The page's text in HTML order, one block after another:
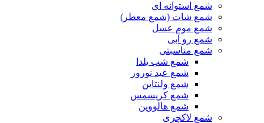
شمع استوانه ای
شمع شات (شمع معطر)
شمع موم عسل
شمع رو آبی
شمع مناسبتی
شمع شب یلدا
شمع عید نوروز
شمع ولنتاین
شمع کریسمس
شمع هالووین
شمع لاکچری